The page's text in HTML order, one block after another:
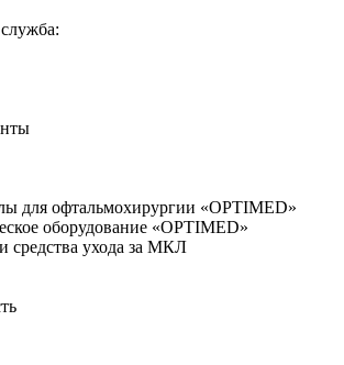
для офтальмохирургии «OPTIMED»
оборудование «OPTIMED»
средства ухода за МКЛ